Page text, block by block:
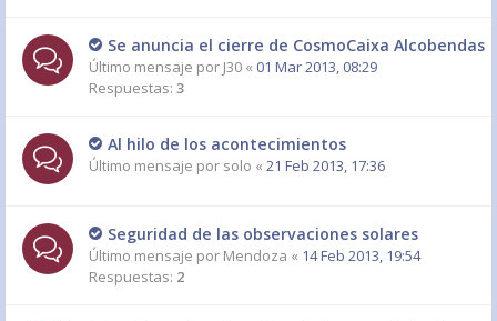
Se anuncia el cierre de CosmoCaixa Alcobendas
Último mensaje por J30 « 01 Mar 2013, 08:29
Respuestas: 3
Al hilo de los acontecimientos
Último mensaje por solo « 21 Feb 2013, 17:36
Seguridad de las observaciones solares
Último mensaje por Mendoza « 14 Feb 2013, 19:54
Respuestas: 2